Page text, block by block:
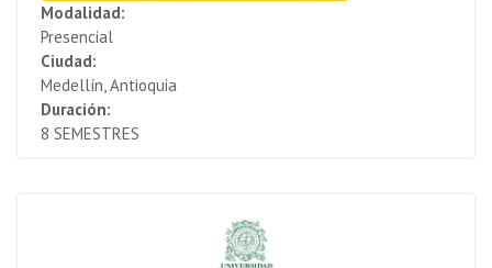
Modalidad:
Presencial
Ciudad:
Medellín, Antioquia
Duración:
8 SEMESTRES